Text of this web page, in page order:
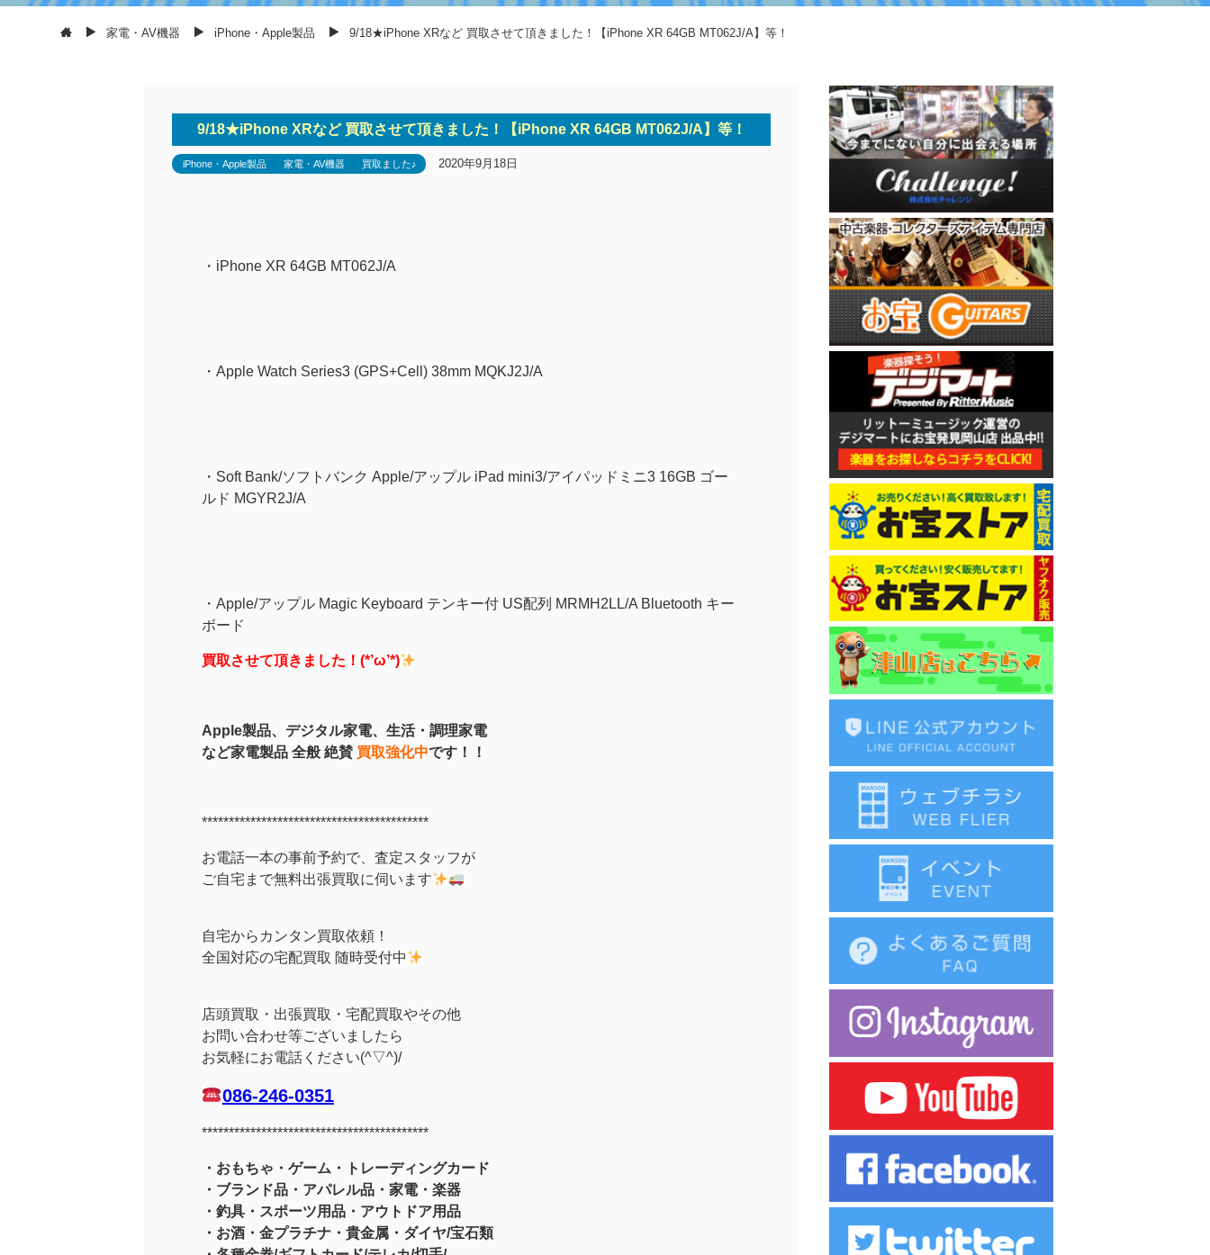
家電・AV機器 iPhone・Apple製品 9/18★iPhone XRなど 買取させて頂きました！【iPhone XR 64GB MT062J/A】等！
9/18★iPhone XRなど 買取させて頂きました！【iPhone XR 64GB MT062J/A】等！
iPhone・Apple製品 家電・AV機器 買取ました♪ 2020年9月18日
・iPhone XR 64GB MT062J/A
・Apple Watch Series3 (GPS+Cell) 38mm MQKJ2J/A
・Soft Bank/ソフトバンク Apple/アップル iPad mini3/アイパッドミニ3 16GB ゴー
ルド MGYR2J/A
・Apple/アップル Magic Keyboard テンキー付 US配列 MRMH2LL/A Bluetooth キー
ボード
買取させて頂きました！(*’ω’*)
Apple製品、デジタル家電、生活・調理家電
など家電製品 全般 絶賛 買取強化中です！！
******************************************
お電話一本の事前予約で、査定スタッフが
ご自宅まで無料出張買取に伺います
自宅からカンタン買取依頼！
全国対応の宅配買取 随時受付中
店頭買取・出張買取・宅配買取やその他
お問い合わせ等ございましたら
お気軽にお電話ください(^▽^)/
086-246-0351
******************************************
・おもちゃ・ゲーム・トレーディングカード
・ブランド品・アパレル品・家電・楽器
・釣具 ・スポーツ用品 ・アウトドア用品
・お酒 ・金プラチナ・貴金属 ・ ダイヤ/宝石類